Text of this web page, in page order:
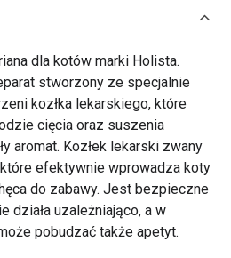
dla kotów marki Holista.
stworzony ze specjalnie
kozłka lekarskiego, które
cięcia oraz suszenia
aromat. Kozłek lekarski zwany
efektywnie wprowadza koty
do zabawy. Jest bezpieczne
działa uzależniająco, a w
pobudzać także apetyt.